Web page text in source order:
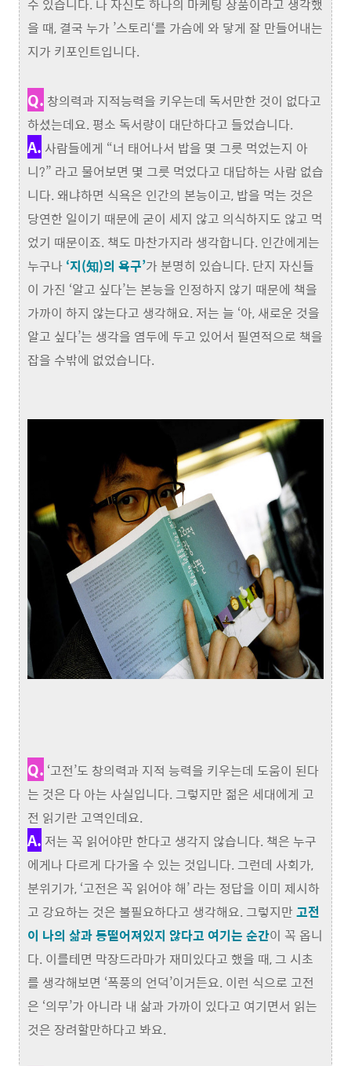
수 있습니다. 나 자신도 하나의 마케팅 상품이라고 생각했
을 때, 결국 누가 ’스토리‘를 가슴에 와 닿게 잘 만들어내는
지가 키포인트입니다.
Q. 창의력과 지적능력을 키우는데 독서만한 것이 없다고
하셨는데요. 평소 독서량이 대단하다고 들었습니다.
A. 사람들에게 “너 태어나서 밥을 몇 그릇 먹었는지 아
니?” 라고 물어보면 몇 그릇 먹었다고 대답하는 사람 없습
니다. 왜냐하면 식욕은 인간의 본능이고, 밥을 먹는 것은
당연한 일이기 때문에 굳이 세지 않고 의식하지도 않고 먹
었기 때문이죠. 책도 마찬가지라 생각합니다. 인간에게는
누구나 ‘지(知)의 욕구’가 분명히 있습니다. 단지 자신들
이 가진 ‘알고 싶다’는 본능을 인정하지 않기 때문에 책을
가까이 하지 않는다고 생각해요. 저는 늘 ‘아, 새로운 것을
알고 싶다’는 생각을 염두에 두고 있어서 필연적으로 책을
잡을 수밖에 없었습니다.
Q. ‘고전’도 창의력과 지적 능력을 키우는데 도움이 된다
는 것은 다 아는 사실입니다. 그렇지만 젊은 세대에게 고
전 읽기란 고역인데요.
A. 저는 꼭 읽어야만 한다고 생각지 않습니다. 책은 누구
에게나 다르게 다가올 수 있는 것입니다. 그런데 사회가,
분위기가, ‘고전은 꼭 읽어야 해’ 라는 정답을 이미 제시하
고 강요하는 것은 불필요하다고 생각해요. 그렇지만 고전
이 나의 삶과 동떨어져있지 않다고 여기는 순간이 꼭 옵니
다. 이를테면 막장드라마가 재미있다고 했을 때, 그 시초
를 생각해보면 ‘폭풍의 언덕’이거든요. 이런 식으로 고전
은 ‘의무’가 아니라 내 삶과 가까이 있다고 여기면서 읽는
것은 장려할만하다고 봐요.